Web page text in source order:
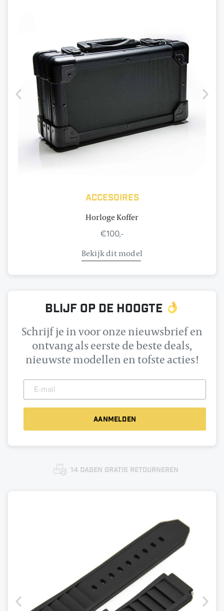
Accesoires
Horloge Koffer
€100,-
Bekijk dit model
Blijf op de hoogte
Schrijf je in voor onze nieuwsbrief en
ontvang als eerste de beste deals,
nieuwste modellen en tofste acties!
14 dagen gratis retourneren